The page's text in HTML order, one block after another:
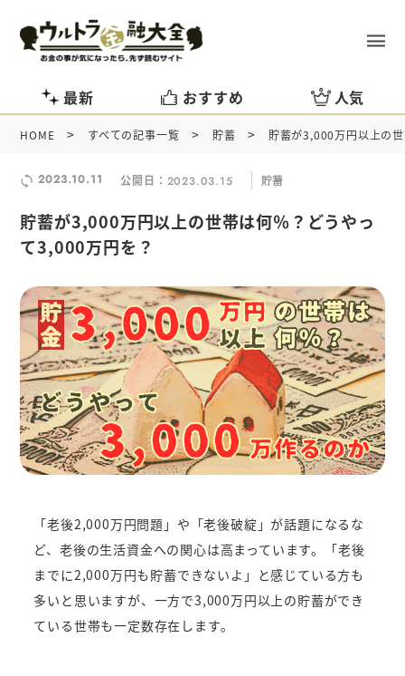
最新 おすすめ 人気
HOME > すべての記事一覧 > 貯蓄 > 貯蓄が3,000万円以上の
2023.10.11 公開日： 2023.03.15 貯蓄
貯蓄が3,000万円以上の世帯は何％？どうやっ
て3,000万円を？
「老後2,000万円問題」や「老後破綻」が話題になるな
ど、老後の生活資金への関心は高まっています。「老後
までに2,000万円も貯蓄できないよ」と感じている方も
多いと思いますが、一方で3,000万円以上の貯蓄ができ
ている世帯も一定数存在します。